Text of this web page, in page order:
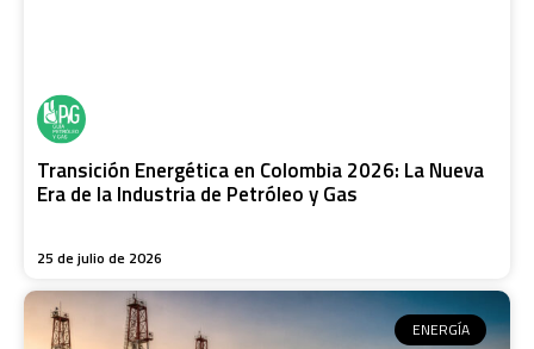
Transición Energética en Colombia 2026: La Nueva
Era de la Industria de Petróleo y Gas
25 de julio de 2026
ENERGÍA